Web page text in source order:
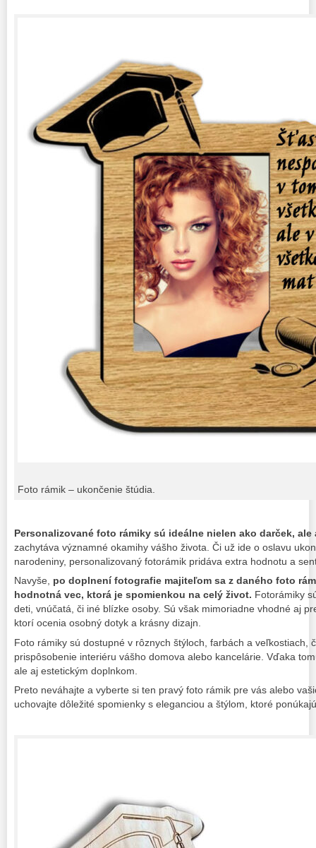
Foto rámik – ukončenie štúdia.
Personalizované foto rámiky sú ideálne nielen ako darček, ale
zachytáva významné okamihy vášho života. Či už ide o oslavu
narodeniny, personalizovaný fotorámik pridáva extra hodnotu a
Navyše, po doplnení fotografie majiteľom sa z daného foto
hodnotná vec, ktorá je spomienkou na celý život. Fotorámiky
deti, vnúčatá, či iné blízke osoby. Sú však mimoriadne vhodné aj
ktorí ocenia osobný dotyk a krásny dizajn.
Foto rámiky sú dostupné v rôznych štýloch, farbách a veľkostiach,
prispôsobenie interiéru vášho domova alebo kancelárie. Vďaka
ale aj estetickým doplnkom.
Preto neváhajte a vyberte si ten pravý foto rámik pre vás alebo
uchovajte dôležité spomienky s eleganciou a štýlom, ktoré